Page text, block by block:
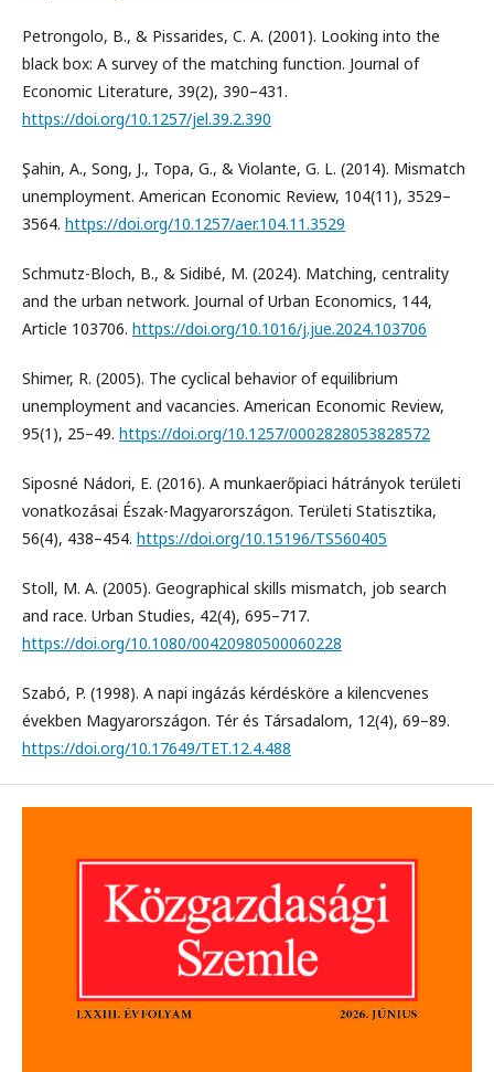
Petrongolo, B., & Pissarides, C. A. (2001). Looking into the
black box: A survey of the matching function. Journal of
Economic Literature, 39(2), 390–431.
https://doi.org/10.1257/jel.39.2.390
Şahin, A., Song, J., Topa, G., & Violante, G. L. (2014). Mismatch
unemployment. American Economic Review, 104(11), 3529–
3564. https://doi.org/10.1257/aer.104.11.3529
Schmutz-Bloch, B., & Sidibé, M. (2024). Matching, centrality
and the urban network. Journal of Urban Economics, 144,
Article 103706. https://doi.org/10.1016/j.jue.2024.103706
Shimer, R. (2005). The cyclical behavior of equilibrium
unemployment and vacancies. American Economic Review,
95(1), 25–49. https://doi.org/10.1257/0002828053828572
Siposné Nádori, E. (2016). A munkaerőpiaci hátrányok területi
vonatkozásai Észak-Magyarországon. Területi Statisztika,
56(4), 438–454. https://doi.org/10.15196/TS560405
Stoll, M. A. (2005). Geographical skills mismatch, job search
and race. Urban Studies, 42(4), 695–717.
https://doi.org/10.1080/00420980500060228
Szabó, P. (1998). A napi ingázás kérdésköre a kilencvenes
években Magyarországon. Tér és Társadalom, 12(4), 69–89.
https://doi.org/10.17649/TET.12.4.488